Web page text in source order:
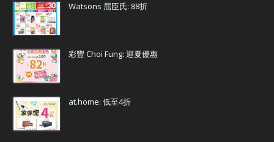
Watsons 屈臣氏: 88折
彩豐 Choi Fung: 迎夏優惠
at.home: 低至4折